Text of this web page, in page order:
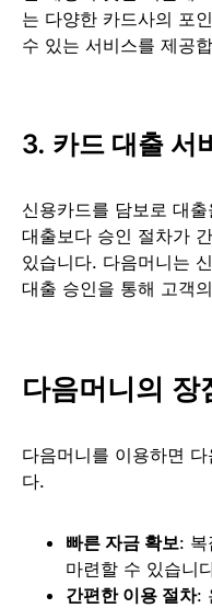
는 다양한 카드사의 포
수 있는 서비스를 제공
3. 카드 대출 서
신용카드를 담보로 대
대출보다 승인 절차가
있습니다. 다음머니는
대출 승인을 통해 고객
다음머니의 장
다음머니를 이용하면
다.
빠른 자금 확보: 복
마련할 수 있습니
간편한 이용 절차: